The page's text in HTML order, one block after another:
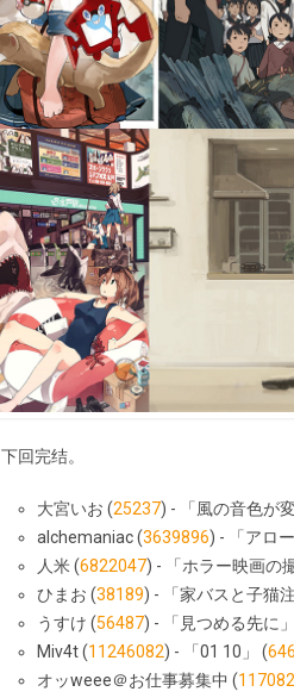
下回完结。
大宮いお (25237) - 「風の音色が
alchemaniac (3639896) - 「アロ
人米 (6822047) - 「ホラー映画の
ひまお (38189) - 「家バスと子猫
うすけ (56487) - 「見つめる先に
Miv4t (11246082) - 「01 10」 (
オッweee＠お仕事募集中 (